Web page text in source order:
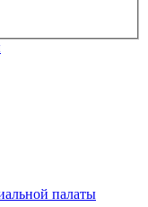
палаты